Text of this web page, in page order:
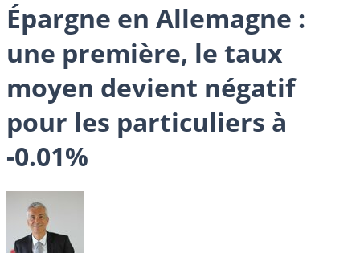
Épargne en Allemagne :
une première, le taux
moyen devient négatif
pour les particuliers à
-0.01%